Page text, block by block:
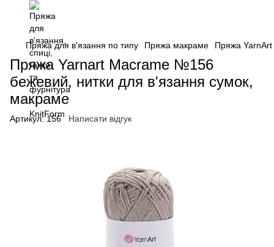
Пряжа для в'язання по типу Пряжа макраме Пряжа YarnArt
Пряжа Yarnart Macrame №156
бежевий, нитки для в'язання сумок,
макраме
Артикул:156 Написати відгук